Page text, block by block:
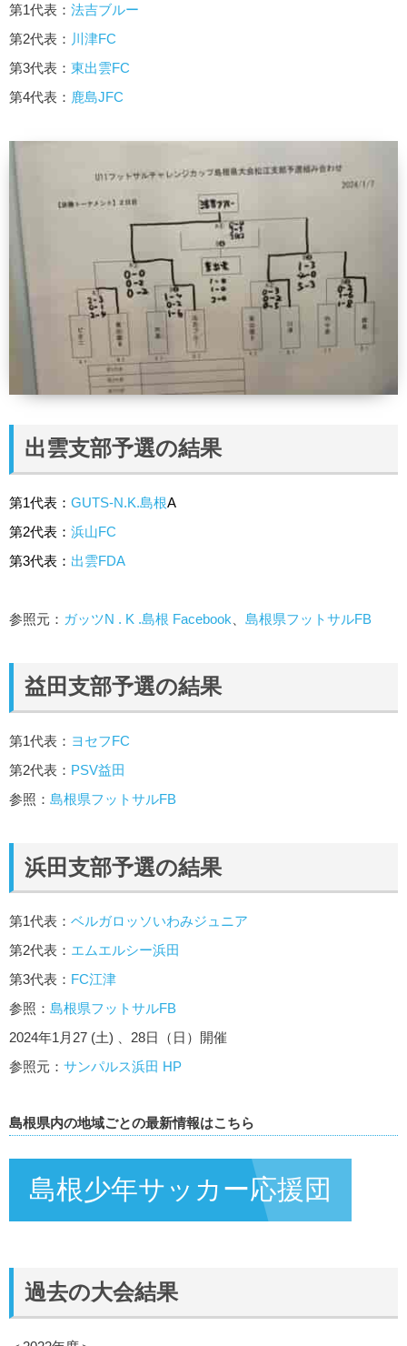
第1代表： 法吉ブルー
第2代表： 川津FC
第3代表： 東出雲FC
第4代表： 鹿島JFC
出雲支部予選の結果
第1代表： GUTS-N.K.島根A
第2代表： 浜山FC
第3代表： 出雲FDA
参照元： ガッツN . K .島根 Facebook 島根県フットサルFB
益田支部予選の結果
第1代表： ヨセフFC
第2代表： PSV益田
参照： 島根県フットサルFB
浜田支部予選の結果
第1代表： ベルガロッソいわみジュニア
第2代表： エムエルシー浜田
第3代表： FC江津
参照： 島根県フットサルFB
2024年1月27 (土) 、28日（日）開催
参照元： サンパルス浜田 HP
島根県内の地域ごとの最新情報はこちら
島根少年サッカー応援団
過去の大会結果